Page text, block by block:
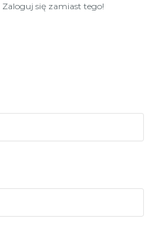
Zaloguj się zamiast tego!